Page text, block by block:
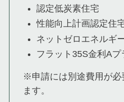
認定低炭素住宅
性能向上計画認定住
ネットゼロエネルギ
フラット35S金利A
※申請には別途費用が必
ます。